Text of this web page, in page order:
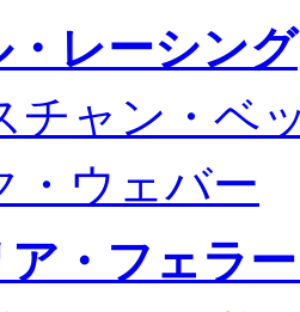
・レーシング
チャン・ベ
・ウェバー
・フェラ